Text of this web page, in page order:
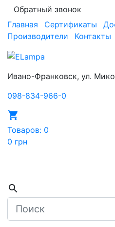
Обратный звонок
Главная
Сертификаты
Производители
Контакты
Ивано-Франковск, ул.
098-834-966-0
local_grocery_store
Товаров: 0
0 грн
search